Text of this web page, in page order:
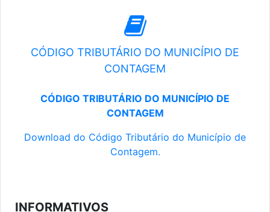
CÓDIGO TRIBUTÁRIO DO MUNICÍPIO DE
CONTAGEM
CÓDIGO TRIBUTÁRIO DO MUNICÍPIO DE
CONTAGEM
Download do Código Tributário do Município de
Contagem.
INFORMATIVOS